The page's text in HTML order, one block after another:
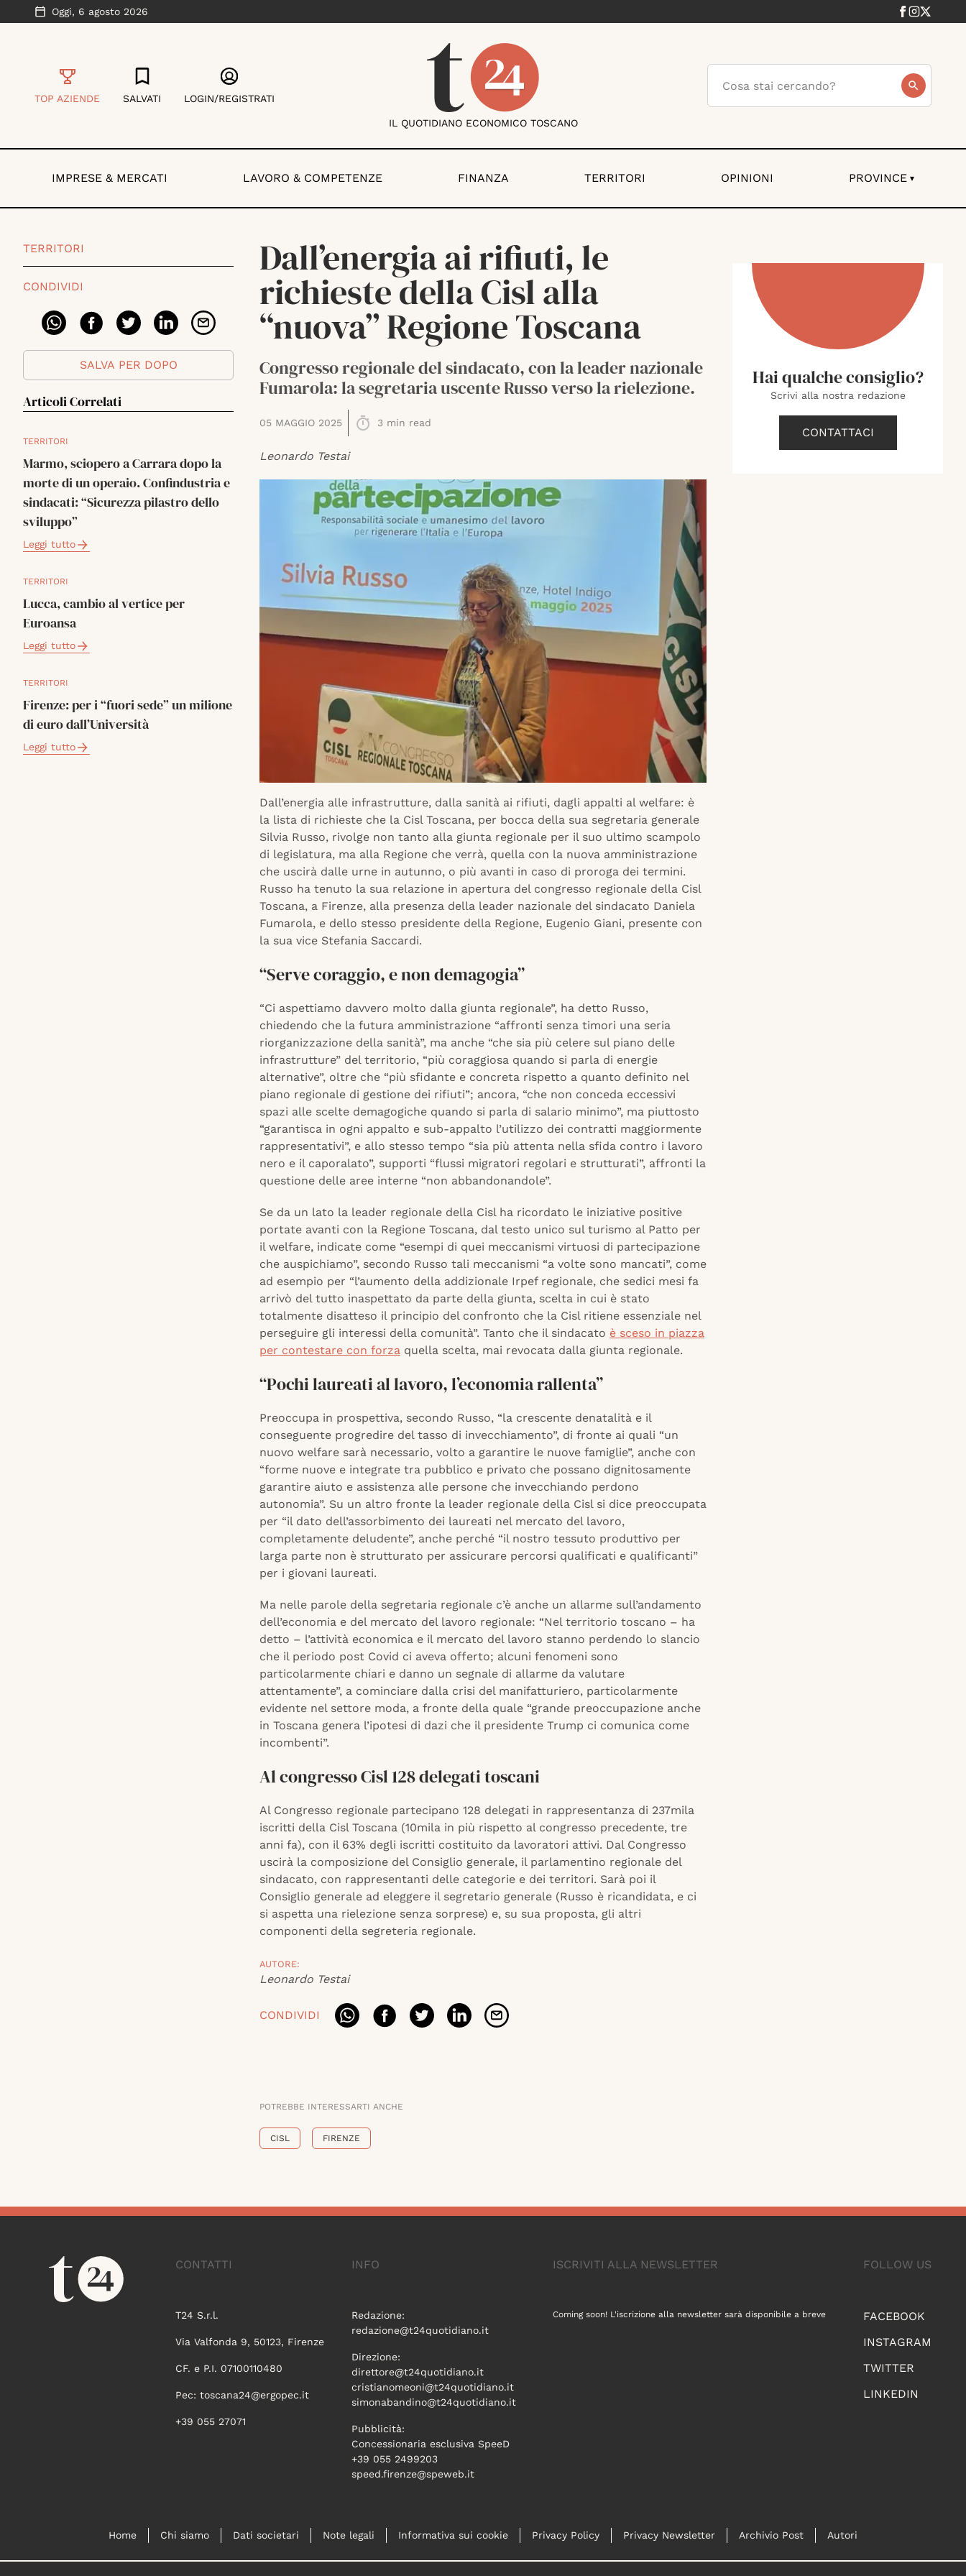
Oggi, 6 agosto 2026
TOP AZIENDE SALVATI LOGIN/REGISTRATI
IL QUOTIDIANO ECONOMICO TOSCANO
IMPRESE & MERCATI LAVORO & COMPETENZE FINANZA TERRITORI OPINIONI PROVINCE ▾
TERRITORI
CONDIVIDI
SALVA PER DOPO
Articoli Correlati
TERRITORI
Marmo, sciopero a Carrara dopo la
morte di un operaio. Confindustria e
sindacati: “Sicurezza pilastro dello
sviluppo”
Leggi tutto
TERRITORI
Lucca, cambio al vertice per
Euroansa
Leggi tutto
TERRITORI
Firenze: per i “fuori sede” un milione
di euro dall’Università
Leggi tutto
Dall’energia ai rifiuti, le
richieste della Cisl alla
“nuova” Regione Toscana
Congresso regionale del sindacato, con la leader nazionale
Fumarola: la segretaria uscente Russo verso la rielezione.
05 MAGGIO 2025 3 min read
Leonardo Testai
Dall’energia alle infrastrutture, dalla sanità ai rifiuti, dagli appalti al welfare: è
la lista di richieste che la Cisl Toscana, per bocca della sua segretaria generale
Silvia Russo, rivolge non tanto alla giunta regionale per il suo ultimo scampolo
di legislatura, ma alla Regione che verrà, quella con la nuova amministrazione
che uscirà dalle urne in autunno, o più avanti in caso di proroga dei termini.
Russo ha tenuto la sua relazione in apertura del congresso regionale della Cisl
Toscana, a Firenze, alla presenza della leader nazionale del sindacato Daniela
Fumarola, e dello stesso presidente della Regione, Eugenio Giani, presente con
la sua vice Stefania Saccardi.
“Serve coraggio, e non demagogia”
“Ci aspettiamo davvero molto dalla giunta regionale”, ha detto Russo,
chiedendo che la futura amministrazione “affronti senza timori una seria
riorganizzazione della sanità”, ma anche “che sia più celere sul piano delle
infrastrutture” del territorio, “più coraggiosa quando si parla di energie
alternative”, oltre che “più sfidante e concreta rispetto a quanto definito nel
piano regionale di gestione dei rifiuti”; ancora, “che non conceda eccessivi
spazi alle scelte demagogiche quando si parla di salario minimo”, ma piuttosto
“garantisca in ogni appalto e sub-appalto l’utilizzo dei contratti maggiormente
rappresentativi”, e allo stesso tempo “sia più attenta nella sfida contro i lavoro
nero e il caporalato”, supporti “flussi migratori regolari e strutturati”, affronti la
questione delle aree interne “non abbandonandole”.
Se da un lato la leader regionale della Cisl ha ricordato le iniziative positive
portate avanti con la Regione Toscana, dal testo unico sul turismo al Patto per
il welfare, indicate come “esempi di quei meccanismi virtuosi di partecipazione
che auspichiamo”, secondo Russo tali meccanismi “a volte sono mancati”, come
ad esempio per “l’aumento della addizionale Irpef regionale, che sedici mesi fa
arrivò del tutto inaspettato da parte della giunta, scelta in cui è stato
totalmente disatteso il principio del confronto che la Cisl ritiene essenziale nel
perseguire gli interessi della comunità”. Tanto che il sindacato è sceso in piazza
per contestare con forza quella scelta, mai revocata dalla giunta regionale.
“Pochi laureati al lavoro, l’economia rallenta”
Preoccupa in prospettiva, secondo Russo, “la crescente denatalità e il
conseguente progredire del tasso di invecchiamento”, di fronte ai quali “un
nuovo welfare sarà necessario, volto a garantire le nuove famiglie”, anche con
“forme nuove e integrate tra pubblico e privato che possano dignitosamente
garantire aiuto e assistenza alle persone che invecchiando perdono
autonomia”. Su un altro fronte la leader regionale della Cisl si dice preoccupata
per “il dato dell’assorbimento dei laureati nel mercato del lavoro,
completamente deludente”, anche perché “il nostro tessuto produttivo per
larga parte non è strutturato per assicurare percorsi qualificati e qualificanti”
per i giovani laureati.
Ma nelle parole della segretaria regionale c’è anche un allarme sull’andamento
dell’economia e del mercato del lavoro regionale: “Nel territorio toscano – ha
detto – l’attività economica e il mercato del lavoro stanno perdendo lo slancio
che il periodo post Covid ci aveva offerto; alcuni fenomeni sono
particolarmente chiari e danno un segnale di allarme da valutare
attentamente”, a cominciare dalla crisi del manifatturiero, particolarmente
evidente nel settore moda, a fronte della quale “grande preoccupazione anche
in Toscana genera l’ipotesi di dazi che il presidente Trump ci comunica come
incombenti”.
Al congresso Cisl 128 delegati toscani
Al Congresso regionale partecipano 128 delegati in rappresentanza di 237mila
iscritti della Cisl Toscana (10mila in più rispetto al congresso precedente, tre
anni fa), con il 63% degli iscritti costituito da lavoratori attivi. Dal Congresso
uscirà la composizione del Consiglio generale, il parlamentino regionale del
sindacato, con rappresentanti delle categorie e dei territori. Sarà poi il
Consiglio generale ad eleggere il segretario generale (Russo è ricandidata, e ci
si aspetta una rielezione senza sorprese) e, su sua proposta, gli altri
componenti della segreteria regionale.
AUTORE:
Leonardo Testai
CONDIVIDI
POTREBBE INTERESSARTI ANCHE
CISL FIRENZE
Hai qualche consiglio?
Scrivi alla nostra redazione
CONTATTACI
CONTATTI
T24 S.r.l.
Via Valfonda 9, 50123, Firenze
CF. e P.I. 07100110480
Pec: toscana24@ergopec.it
+39 055 27071
INFO
Redazione:
redazione@t24quotidiano.it
Direzione:
direttore@t24quotidiano.it
cristianomeoni@t24quotidiano.it
simonabandino@t24quotidiano.it
Pubblicità:
Concessionaria esclusiva SpeeD
+39 055 2499203
speed.firenze@speweb.it
FOLLOW US
FACEBOOK
INSTAGRAM
TWITTER
LINKEDIN
ISCRIVITI ALLA NEWSLETTER
Coming soon! L'iscrizione alla newsletter sarà disponibile a breve
Home Chi siamo Dati societari Note legali Informativa sui cookie Privacy Policy Privacy Newsletter Archivio Post Autori